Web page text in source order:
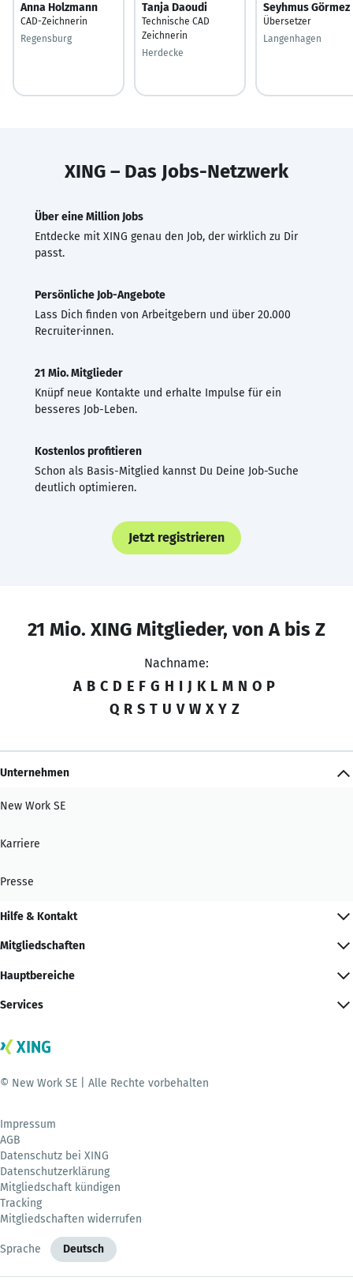
Anna Holzmann
CAD-Zeichnerin
Regensburg
Tanja Daoudi
Technische CAD
Zeichnerin
Herdecke
Seyhmus Görmez
Übersetzer
Langenhagen
XING – Das Jobs-Netzwerk
Über eine Million Jobs
Entdecke mit XING genau den Job, der wirklich zu Dir
passt.
Persönliche Job-Angebote
Lass Dich finden von Arbeitgebern und über 20.000
Recruiter·innen.
21 Mio. Mitglieder
Knüpf neue Kontakte und erhalte Impulse für ein
besseres Job-Leben.
Kostenlos profitieren
Schon als Basis-Mitglied kannst Du Deine Job-Suche
deutlich optimieren.
Jetzt registrieren
21 Mio. XING Mitglieder, von A bis Z
Nachname:
A B C D E F G H I J K L M N O P
Q R S T U V W X Y Z
Unternehmen
New Work SE
Karriere
Presse
Hilfe & Kontakt
Mitgliedschaften
Hauptbereiche
Services
© New Work SE | Alle Rechte vorbehalten
Impressum
AGB
Datenschutz bei XING
Datenschutzerklärung
Mitgliedschaft kündigen
Tracking
Mitgliedschaften widerrufen
Sprache Deutsch